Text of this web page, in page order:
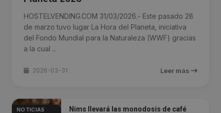
HOSTELVENDING.COM 31/03/2026.- Este pasado 28
de marzo tuvo lugar La Hora del Planeta, iniciativa
del Fondo Mundial para la Naturaleza (WWF) gracias
a la cual ...
2026-03-31 Leer más
NOTICIAS
Nims llevará las monodosis de café